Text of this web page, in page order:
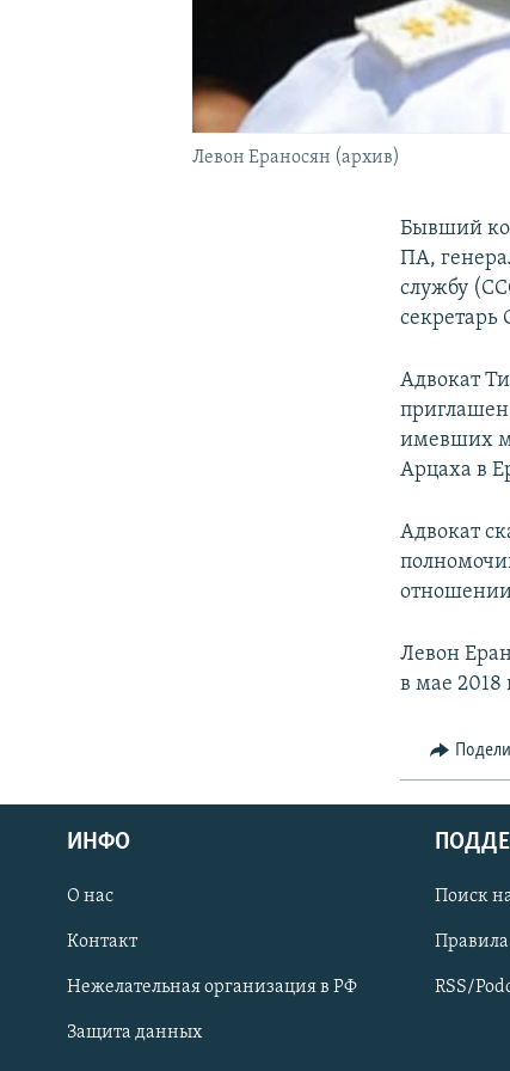
ПРИСОЕДИНЯЙТЕСЬ!
Левон Ераносян (архив)
Бывший
ПА,
службу
Адвокат
приглашен
имевших
Арцаха в
Адвокат
отношении
Левон
в мае 2018
ИНФО
О нас
Контакт
Нежелательная организация в РФ
Защита данных
Поиск
RSS/